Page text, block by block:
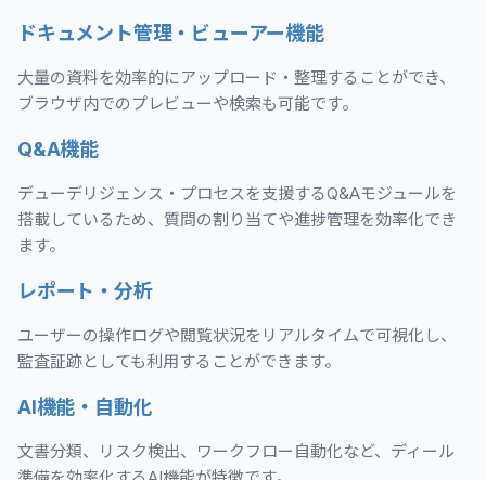
ドキュメント管理・ビューアー機能
大量の資料を効率的にアップロード・整理することができ、
ブラウザ内でのプレビューや検索も可能です。
Q&A機能
デューデリジェンス・プロセスを支援するQ&Aモジュールを
搭載しているため、質問の割り当てや進捗管理を効率化でき
ます。
レポート・分析
ユーザーの操作ログや閲覧状況をリアルタイムで可視化し、
監査証跡としても利用することができます。
AI機能・自動化
文書分類、リスク検出、ワークフロー自動化など、ディール